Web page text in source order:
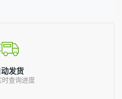
动发货
时查询进度